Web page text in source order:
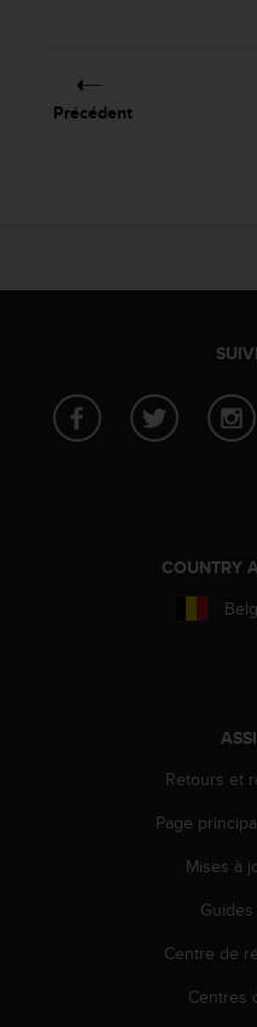
Précédent
COUNTRY
Retours et
Page
Mises à
Centre de
Centres